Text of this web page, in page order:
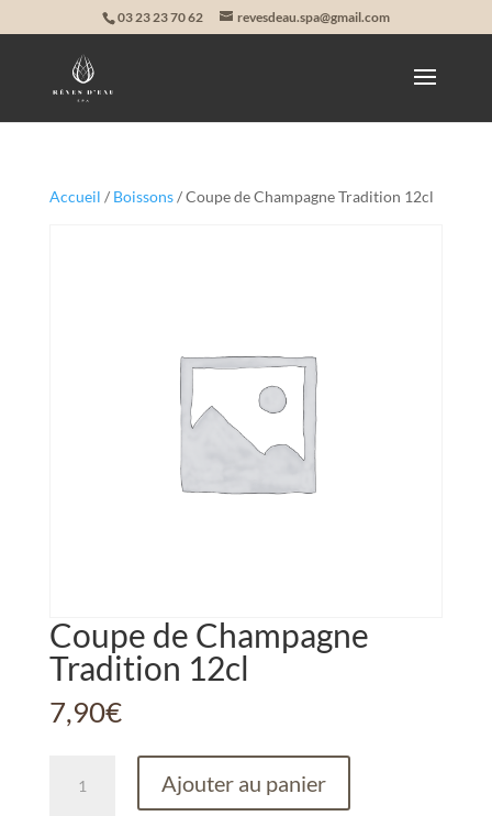
03 23 23 70 62 revesdeau.spa@gmail.com
Accueil / Boissons/ Coupe de Champagne Tradition 12cl
Coupe de Champagne
Tradition 12cl
7,90€
Ajouter au panier